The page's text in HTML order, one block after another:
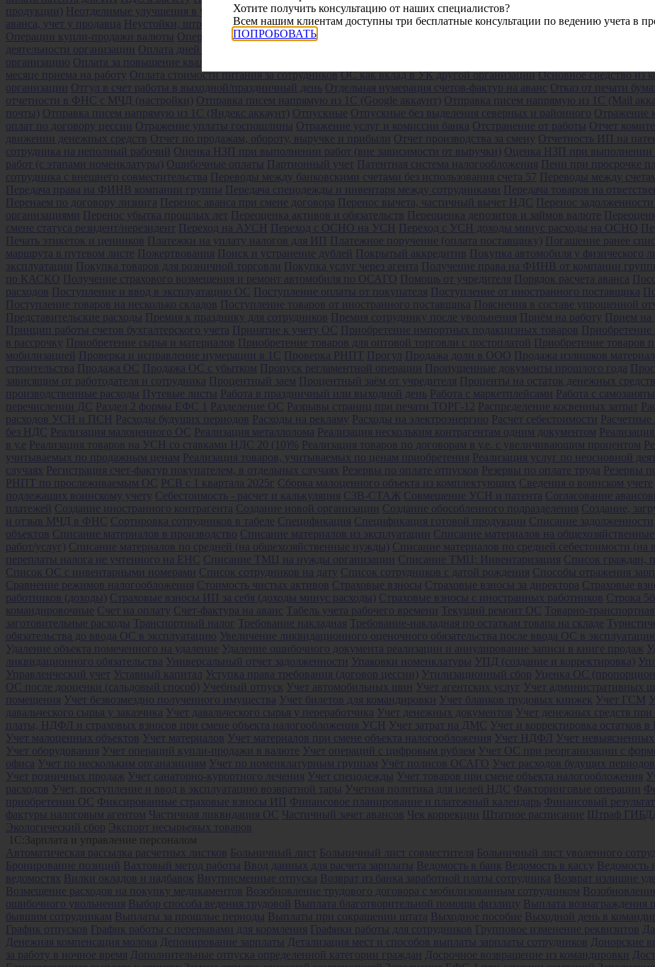
продукции) Неотделимые улучшения в учете арендодателя Неотделимые улучшения позиция арендатора Неустойка за нарушение
аванса, учет у продавца Неустойки, штрафы, пени Новый код СФР (где найти и указать) Номенклатура Обеспечительный платеж
Операции купли-продажи валюты Операции по депозиту Операции с валютой (настройки)
деятельности организации Оплата дней прохождения диспансеризации
организацию Оплата за повышение квалификации Оплата
месяце приема на работу Оплата стоимости питания за сотрудников ОС как вклад в УК другой организации Основное средство из
организации Отгул в счет работы в выходной/праздничный день Отдельная нумерация счетов-фактур на аванс Отказ от печати
отчетности в ФНС с МЧД (настройки) Отправка писем напрямую из 1С (Google аккаунт) Отправка писем напрямую из 1С (Mail
почты) Отправка писем напрямую из 1С (Яндекс аккаунт) Отпускные Отпускные без выделения северных и районного Отражение
оплат по договору цессии Отражение уплаты госпошлины Отражение услуг и комиссии банка Отстранение от работы Отчет
движении денежных средств Отчет по продажам, обороту, выручке и прибыли Отчет производства за смену Отчетность ИП на
сотрудника на неполный рабочий Оценка НЗП при выполнении работ (вне зависимости от выручки) Оценка НЗП при выполнении
работ (с этапами номенклатуры) Ошибочные оплаты Партионный учет Патентная система налогообложения Пени при просрочке
сотрудника с внешнего совместительства Переводы между банковскими счетами без использования счета 57 Переводы между
Передача права на ФИНВ компании группы Передача спецодежды и инвентаря между сотрудниками Передача товаров на
Перенаем по договору лизинга Перенос аванса при смене договора Перенос вычета, частичный вычет НДС Перенос
организациями Перенос убытка прошлых лет Переоценка активов и обязательств Переоценка депозитов и займов валюте
смене статуса резидент/нерезидент Переход на АУСН Переход с ОСНО на УСН Переход с УСН доходы минус расходы на ОСНО
Печать этикеток и ценников Платежки на уплату налогов для ИП Платежное поручение (оплата поставщику) Погашение ранее
маршрута в путевом листе Пожертвования Поиск и устранение дублей Покрытый аккредитив Покупка автомобиля у физического
эксплуатации Покупка товаров для розничной торговли Покупка услуг через агента Получение права на ФИНВ от компании
по КАСКО Получение страхового возмещения и ремонт автомобиля по ОСАГО Помощь от учредителя Порядок расчета аванса
расходов Поступление и ввод в эксплуатацию ОС Поступление оплаты от покупателя Поступление от иностранного поставщика
Поступление товаров на несколько складов Поступление товаров от иностранного поставщика Пояснения в составе упрощенной
Представительские расходы Премия к празднику для сотрудников Премия сотруднику после увольнения Приём на работу Прием на
Принцип работы счетов бухгалтерского учета Принятие к учету ОС Приобретение импортных подакцизных товаров
в рассрочку Приобретение сырья и материалов Приобретение товаров для оптовой торговли с постоплатой Приобретение товаров
мобилизацией Проверка и исправление нумерации в 1С Проверка РНПТ Прогул Продажа доли в ООО Продажа излишков
строительства Продажа ОС Продажа ОС с убытком Пропуск регламентной операции Пропущенные документы прошлого года
зависящим от работодателя и сотрудника Процентный заем Процентный заём от учредителя Проценты на остаток денежных средств
производственные расходы Путевые листы Работа в праздничный или выходной день Работа с маркетплейсами Работа с
перечислении ДС
Раздел 2 формы ЕФС 1 Разделение ОС Разрывы страниц при печати ТОРГ-12 Распределение косвенных затрат
расходов УСН и ПСН Расходы будущих периодов Расходы на рекламу Расходы на электроэнергию Расчет себестоимости Расчетные
без НДС
Реализация малоценного ОС Реализация металлолома Реализация нескольким контрагентам одним документом
в у.е Реализация товаров на УСН со ставками НДС 20 (10)% Реализация товаров по договорам в у.е. с увеличивающим процентом
учитываемых по продажным ценам Реализация товаров, учитываемых по ценам приобретения Реализация услуг по неосновной
случаях Регистрация счет-фактур покупателем, в отдельных случаях Резервы по оплате отпусков Резервы по оплате труда Резервы
РНПТ по прослеживаемым ОС
РСВ с 1 квартала 2025г Сборка малоценного объекта из комплектующих Сведения о воинском учете
подлежащих воинскому учету Себестоимость - расчет и калькуляция СЗВ-СТАЖ Совмещение УСН и патента Согласование
платежей Создание иностранного контрагента Создание новой организации Создание обособленного подразделения Создание,
и отзыв МЧД в ФНС
Сортировка сотрудников в табеле Спецификация Спецификация готовой продукции Списание задолженности
объектов Списание материалов в производство Списание материалов из эксплуатации Списание материалов на
работ/услуг) Списание материалов по средней (на общехозяйственные нужды) Списание материалов по средней себестоимости
переплаты налога не учтенного на ЕНС
Списание ТМЦ на нужды организации Списание ТМЦ: Инвентаризация Список граждан,
Список ОС с инвентарными номерами Список сотрудников на дату Список сотрудников с датой рождения Способы отражения
Сравнение режимов налогообложения Стоимость чистых активов Страховые взносы Страховые взносы за директора Страховые
работников (доходы) Страховые взносы ИП за себя (доходы минус расходы) Страховые взносы с иностранных работников Строка
командировочные Счет на оплату Счет-фактура на аванс Табель учета рабочего времени Текущий ремонт ОС Товарно-
заготовительные расходы Транспортный налог Требование накладная Требование-накладная по остаткам товара на складе
обязательства до ввода ОС в эксплуатацию Увеличение ликвидационного оценочного обязательства после ввода ОС в
Удаление объекта помеченного на удаление Удаление ошибочного документа реализации и аннулирование записи в книге продаж
ликвидационного обязательства Универсальный отчет задолженности Упаковки номенклатуры УПД (создание и корректировка)
Управленческий учет Уставный капитал Уступка права требования (договор цессии) Утилизационный сбор Уценка ОС
ОС после дооценки (сальдовый способ) Учебный отпуск Учет автомобильных шин Учет агентских услуг Учет административных
помещения Учет безвозмездно полученного имущества Учет билетов для командировки Учет бланков трудовых книжек Учет ГСМ
давальческого сырья у заказчика Учет давальческого сырья у переработчика Учет денежных документов Учет денежных средств
платы, НДФЛ и страховых взносов при смене объекта налогообложения УСН Учет затрат на ДМС Учет и корректировка остатков
Учет малоценных объектов Учет материалов Учет материалов при смене объекта налогообложения Учет НДФЛ Учет
Учет оборудования Учет операций купли-продажи в валюте Учет операций с цифровым рублем Учет ОС при реорганизации с
офиса Учет по нескольким органазициям Учет по номенклатурным группам Учёт полисов ОСАГО Учет расходов будущих
Учет розничных продаж Учет санаторно-курортного лечения Учет спецодежды Учет товаров при смене объекта налогообложения
расходов Учет, поступление и ввод в эксплуатацию возвратной тары Учетная политика для целей НДС Факторинговые операции
приобретении ОС
Фиксированные страховые взносы ИП Финансовое планирование и платежный календарь Финансовый результат
фактуры налоговым агентом Частичная ликвидация ОС Частичный зачет авансов Чек коррекции Штатное расписание Штраф
Экологический сбор
Экспорт несырьевых товаров
1С:Зарплата и управление персоналом
Автоматическая рассылка расчетных листков Больничный лист Больничный лист совместителя Больничный лист уволенного
Бронирование позиций Вахтовый метод работы Ввод данных для расчета зарплаты Ведомость в банк Ведомость в кассу Ведомость
ведомостях Вилки окладов и надбавок Внутрисменные отпуска Возврат из банка заработной платы сотрудника Возврат излишне
Возмещение расходов на покупку медикаментов Возобновление трудового договора с мобилизованным сотрудником
ошибочного увольнения Выбор способа ведения трудовой Выплата благотворительной помощи физлицу Выплата вознаграждения
бывшим сотрудникам Выплаты за прошлые периоды Выплаты при сокращении штата Выходное пособие Выходной день в
График отпусков График работы с перерывами для кормления Графики работы для сотрудников Групповое изменение реквизитов
Денежная компенсация молока
Депонирование зарплаты Детализация мест и способов выплаты зарплаты сотрудников Донорские
за работу в ночное время
Дополнительные отпуска определенной категории граждан Досрочное возвращение из командировки
Хотите получить консультацию от наших специалистов?
Всем нашим клиентам доступны три бесплатные консультации по ведению учета в
ПОПРОБОВАТЬ